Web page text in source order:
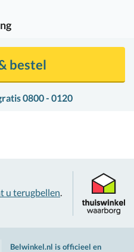
0800 - 0120
bestel
u terugbellen.
Belwinkel.nl is officieel en